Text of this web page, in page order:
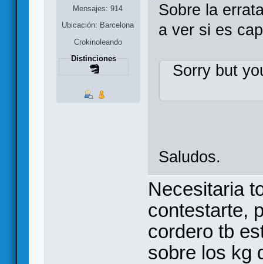
Mensajes: 914
Ubicación: Barcelona
Crokinoleando
Distinciones
Sobre la
a ver si es
Sorry but
Saludos.
Necesitaria
contestarte,
cordero tb
sobre los kg